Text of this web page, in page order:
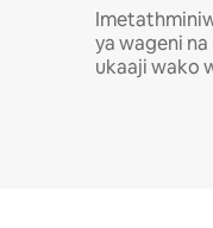
ya wageni
ukaaji wako